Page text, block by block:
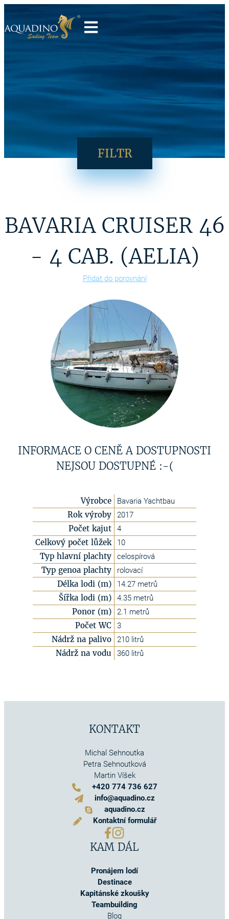
FILTR
BAVARIA CRUISER 46
- 4 CAB. (AELIA)
Přidat do porovnání
INFORMACE O CENĚ A DOSTUPNOSTI
NEJSOU DOSTUPNÉ :-(
Výrobce Bavaria Yachtbau
Rok výroby 2017
Počet kajut 4
Celkový počet lůžek 10
Typ hlavní plachty celospírová
Typ genoa plachty rolovací
Délka lodi (m) 14.27 metrů
Šířka lodi (m) 4.35 metrů
Ponor (m) 2.1 metrů
Počet WC 3
Nádrž na palivo 210 litrů
Nádrž na vodu 360 litrů
KONTAKT
Michal Sehnoutka
Petra Sehnoutková
Martin Víšek
+420 774 736 627
info@aquadino.cz
aquadino.cz
Kontaktní formulář
KAM DÁL
Pronájem lodí
Destinace
Kapitánské zkoušky
Teambuilding
Blog